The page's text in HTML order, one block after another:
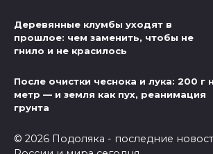
Деревянные клумбы уходят в
прошлое: чем заменить, чтобы не
гнило и не красилось
После очистки чеснока и лука: 200 г
метр — и земля как пух, реанимация
грунта
© 2026 Подоляка - последние